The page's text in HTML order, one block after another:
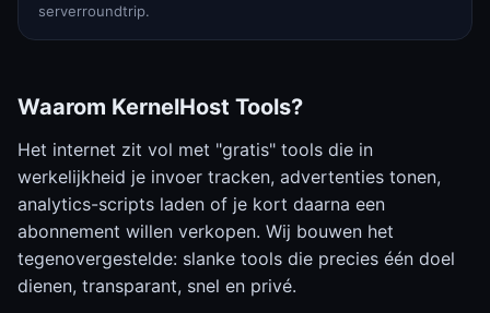
serverroundtrip.
Waarom KernelHost Tools?
Het internet zit vol met "gratis" tools die in
werkelijkheid je invoer tracken, advertenties tonen,
analytics-scripts laden of je kort daarna een
abonnement willen verkopen. Wij bouwen het
tegenovergestelde: slanke tools die precies één doel
dienen, transparant, snel en privé.